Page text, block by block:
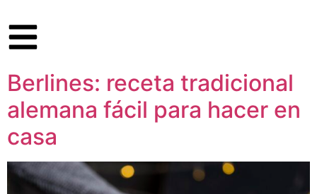
Berlines: receta tradicional
alemana fácil para hacer en
casa